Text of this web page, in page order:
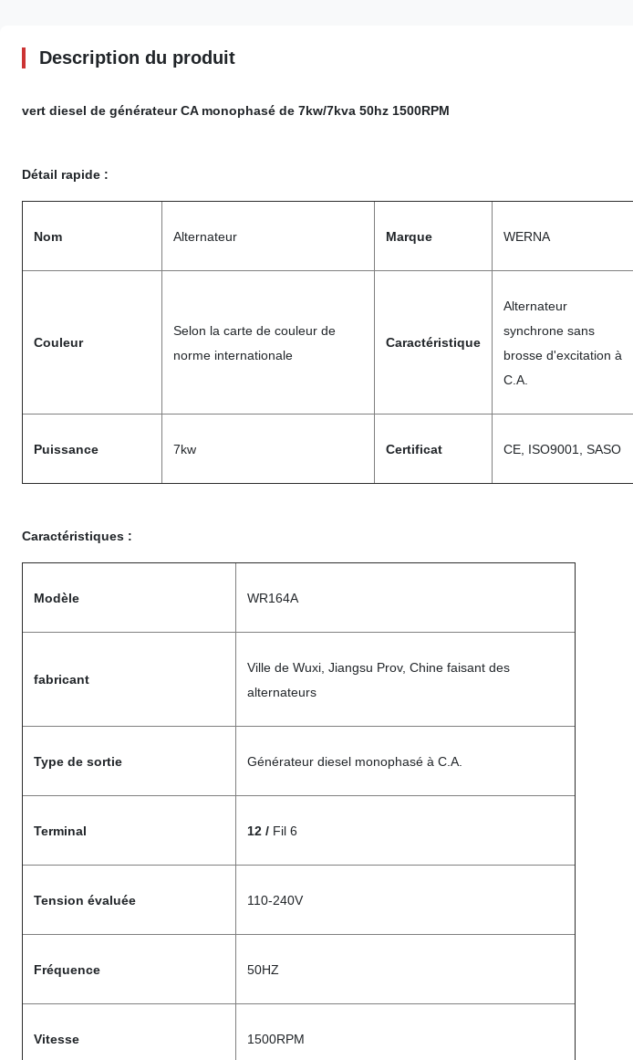
Description du produit
vert diesel de générateur CA monophasé de 7kw/7kva 50hz 1500RPM
Détail rapide :
Nom Alternateur Marque WERNA
Couleur
Selon la carte de couleur de
norme internationale
Caractéristique
Alternateur
synchrone sans
brosse d'excitation à
C.A.
Puissance 7kw Certificat CE, ISO9001, SASO
Caractéristiques :
Modèle WR164A
fabricant
Ville de Wuxi, Jiangsu Prov, Chine faisant des
alternateurs
Type de sortie Générateur diesel monophasé à C.A.
Terminal 12 / Fil 6
Tension évaluée 110-240V
Fréquence 50HZ
Vitesse 1500RPM